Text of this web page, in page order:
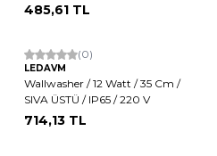
485,61 TL
(0)
LEDAVM
Wallwasher / 12 Watt / 35 Cm /
SIVA ÜSTÜ / IP65 / 220 V
714,13 TL